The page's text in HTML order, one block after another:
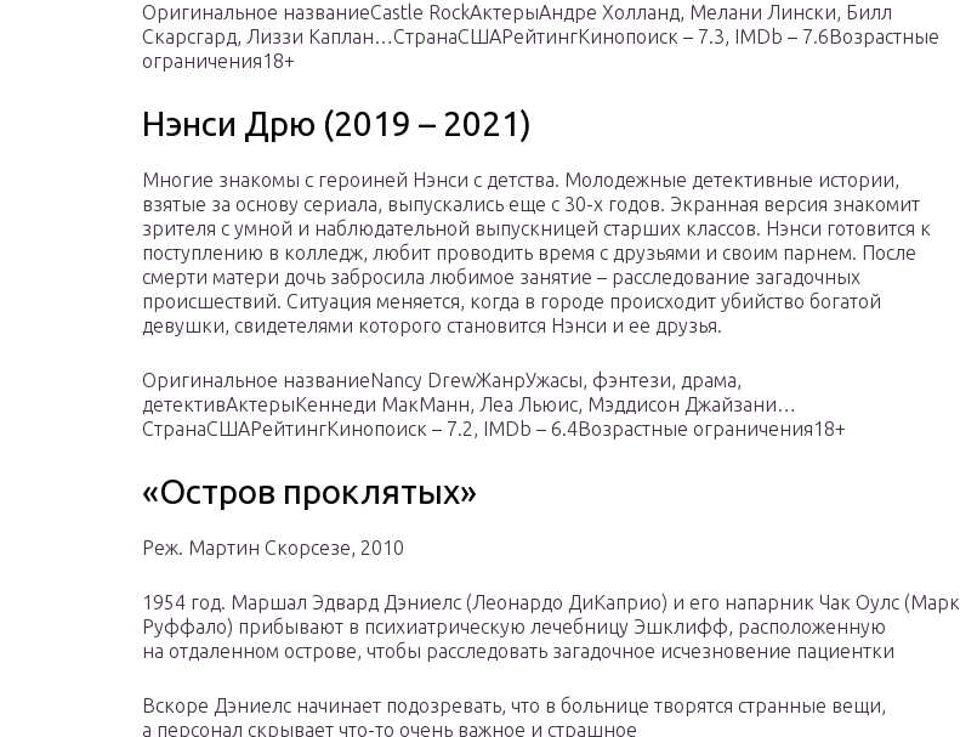
Оригинальное названиеCastle RockАктерыАндре Холланд, Мелани Лински, Билл
Скарсгард, Лиззи Каплан…СтранаСШАРейтингКинопоиск – 7.3, IMDb – 7.6Возрастные
ограничения18+
Нэнси Дрю (2019 – 2021)
Многие знакомы с героиней Нэнси с детства. Молодежные детективные истории,
взятые за основу сериала, выпускались еще с 30-х годов. Экранная версия знакомит
зрителя с умной и наблюдательной выпускницей старших классов. Нэнси готовится к
поступлению в колледж, любит проводить время с друзьями и своим парнем. После
смерти матери дочь забросила любимое занятие – расследование загадочных
происшествий. Ситуация меняется, когда в городе происходит убийство богатой
девушки, свидетелями которого становится Нэнси и ее друзья.
Оригинальное названиеNancy DrewЖанрУжасы, фэнтези, драма,
детективАктерыКеннеди МакМанн, Леа Льюис, Мэддисон Джайзани…
СтранаСШАРейтингКинопоиск – 7.2, IMDb – 6.4Возрастные ограничения18+
«Остров проклятых»
Реж. Мартин Скорсезе, 2010
1954 год. Маршал Эдвард Дэниелс (Леонардо ДиКаприо) и его напарник Чак Оулс (Марк
Руффало) прибывают в психиатрическую лечебницу Эшклифф, расположенную
на отдаленном острове, чтобы расследовать загадочное исчезновение пациентки
Вскоре Дэниелс начинает подозревать, что в больнице творятся странные вещи,
а персонал скрывает что-то очень важное и страшное